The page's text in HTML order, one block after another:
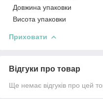
Довжина упаковки
Висота упаковки
Приховати
Відгуки про товар
Ще немає відгуків про цей